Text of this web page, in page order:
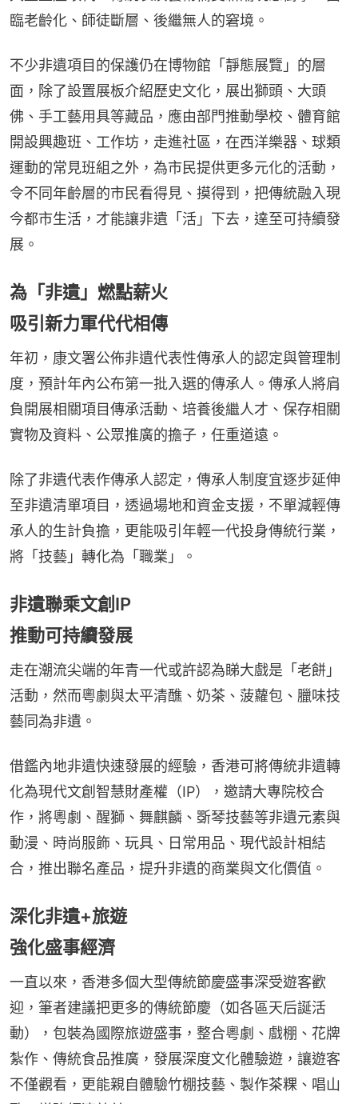
臨老齡化、師徒斷層、後繼無人的窘境。
不少非遺項目的保護仍在博物館「靜態展覽」的層
面，除了設置展板介紹歷史文化，展出獅頭、大頭
佛、手工藝用具等藏品，應由部門推動學校、體育館
開設興趣班、工作坊，走進社區，在西洋樂器、球類
運動的常見班組之外，為市民提供更多元化的活動，
令不同年齡層的市民看得見、摸得到，把傳統融入現
今都市生活，才能讓非遺「活」下去，達至可持續發
展。
為「非遺」燃點薪火
吸引新力軍代代相傳
年初，康文署公佈非遺代表性傳承人的認定與管理制
度，預計年內公布第一批入選的傳承人。傳承人將肩
負開展相關項目傳承活動、培養後繼人才、保存相關
實物及資料、公眾推廣的擔子，任重道遠。
除了非遺代表作傳承人認定，傳承人制度宜逐步延伸
至非遺清單項目，透過場地和資金支援，不單減輕傳
承人的生計負擔，更能吸引年輕一代投身傳統行業，
將「技藝」轉化為「職業」。
非遺聯乘文創IP
推動可持續發展
走在潮流尖端的年青一代或許認為睇大戲是「老餅」
活動，然而粵劇與太平清醮、奶茶、菠蘿包、臘味技
藝同為非遺。
借鑑內地非遺快速發展的經驗，香港可將傳統非遺轉
化為現代文創智慧財產權（IP），邀請大專院校合
作，將粵劇、醒獅、舞麒麟、斲琴技藝等非遺元素與
動漫、時尚服飾、玩具、日常用品、現代設計相結
合，推出聯名產品，提升非遺的商業與文化價值。
深化非遺+旅遊
強化盛事經濟
一直以來，香港多個大型傳統節慶盛事深受遊客歡
迎，筆者建議把更多的傳統節慶（如各區天后誕活
動），包裝為國際旅遊盛事，整合粵劇、戲棚、花牌
紮作、傳統食品推廣，發展深度文化體驗遊，讓遊客
不僅觀看，更能親自體驗竹棚技藝、製作茶粿、唱山